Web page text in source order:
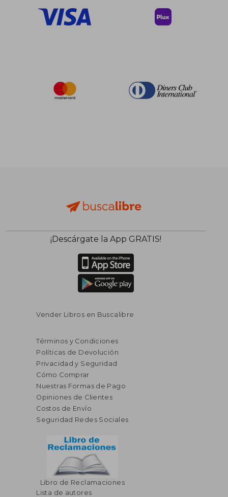
40% $ 44.61
$ 26.77
40%
dcto.
40%
dcto.
$ 53.91
$ 32.35
¡Descárgate la App GRATIS!
Vender Libros en Buscalibre
Términos y Condiciones
Políticas de Devolución
Privacidad y Seguridad
Cómo Comprar
Nuestras Formas de Pago
Opiniones de Clientes
Costos de Envío
Seguridad Redes Sociales
Libro de Reclamaciones
Lista de autores